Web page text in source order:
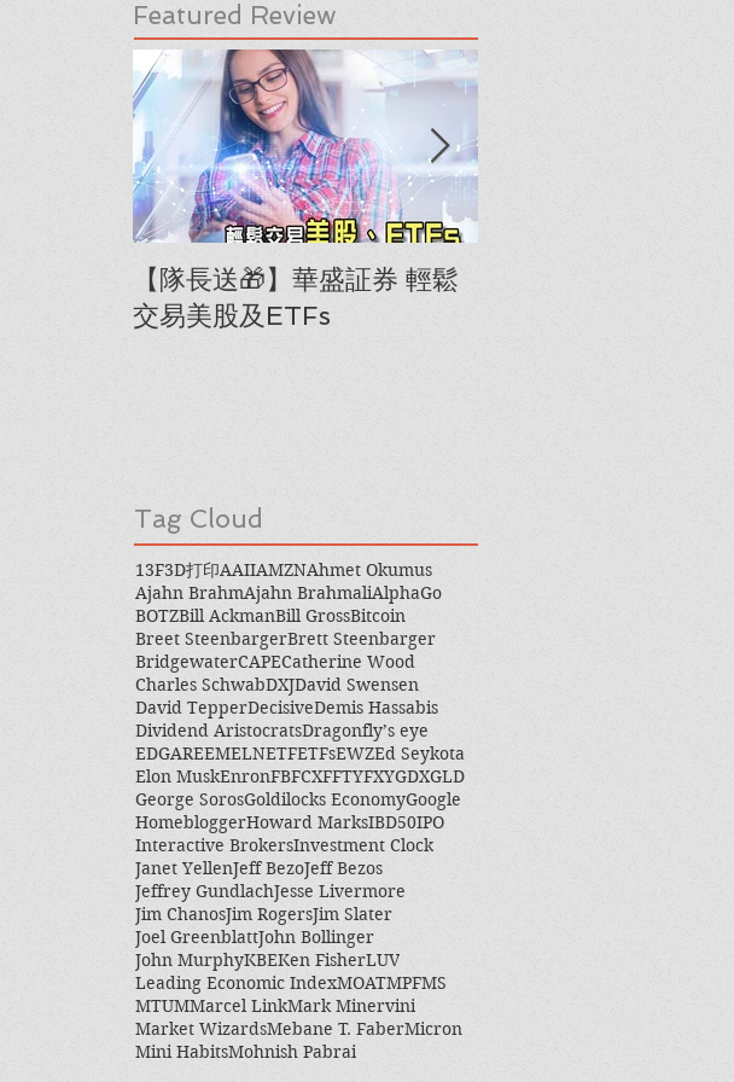
Featured Review
【隊長送🎁】華盛証券 輕鬆
交易美股及ETFs
Tag Cloud
13F3D打印AAIIAMZNAhmet Okumus
Ajahn BrahmAjahn BrahmaliAlphaGo
BOTZBill AckmanBill GrossBitcoin
Breet SteenbargerBrett Steenbarger
BridgewaterCAPECatherine Wood
Charles SchwabDXJDavid Swensen
David TepperDecisiveDemis Hassabis
Dividend AristocratsDragonfly’s eye
EDGAREEMELNETFETFsEWZEd Seykota
Elon MuskEnronFBFCXFFTYFXYGDXGLD
George SorosGoldilocks EconomyGoogle
HomebloggerHoward MarksIBD50IPO
Interactive BrokersInvestment Clock
Janet YellenJeff BezoJeff Bezos
Jeffrey GundlachJesse Livermore
Jim ChanosJim RogersJim Slater
Joel GreenblattJohn Bollinger
John MurphyKBEKen FisherLUV
Leading Economic IndexMOATMPFMS
MTUMMarcel LinkMark Minervini
Market WizardsMebane T. FaberMicron
Mini HabitsMohnish Pabrai